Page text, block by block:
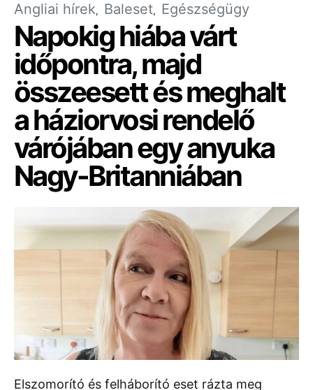
Angliai hírek Baleset Egészségügy
Napokig hiába várt
időpontra, majd
összeesett és meghalt
a háziorvosi rendelő
várójában egy anyuka
Nagy-Britanniában
Elszomorító és felháborító eset rázta meg